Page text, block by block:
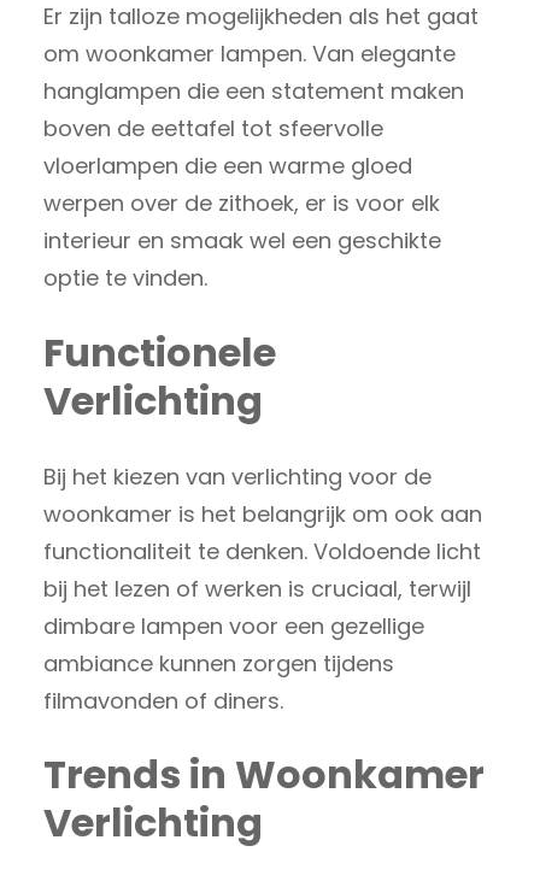
Er zijn talloze mogelijkheden als het gaat
om woonkamer lampen. Van elegante
hanglampen die een statement maken
boven de eettafel tot sfeervolle
vloerlampen die een warme gloed
werpen over de zithoek, er is voor elk
interieur en smaak wel een geschikte
optie te vinden.
Functionele
Verlichting
Bij het kiezen van verlichting voor de
woonkamer is het belangrijk om ook aan
functionaliteit te denken. Voldoende licht
bij het lezen of werken is cruciaal, terwijl
dimbare lampen voor een gezellige
ambiance kunnen zorgen tijdens
filmavonden of diners.
Trends in Woonkamer
Verlichting